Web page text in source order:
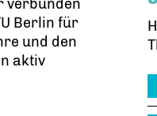
verbunden
Berlin für
und den
aktiv